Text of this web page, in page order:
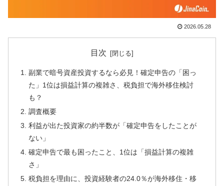
2026.05.28
目次
副業で暗号資産投資するなら必見！確定申告の「困っ
た」1位は損益計算の複雑さ、税負担で海外移住検討
も？
調査概要
利益が出た投資家の約半数が「確定申告をしたことが
ない」
確定申告で最も困ったこと、1位は「損益計算の複雑
さ」
税負担を理由に、投資経験者の24.0％が海外移住・移